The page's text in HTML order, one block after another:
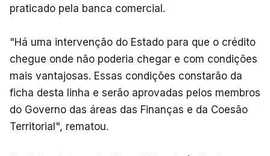
praticado pela banca comercial.
"Há uma intervenção do Estado para que o crédito
chegue onde não poderia chegar e com condições
mais vantajosas. Essas condições constarão da
ficha desta linha e serão aprovadas pelos membros
do Governo das áreas das Finanças e da Coesão
Territorial", rematou.